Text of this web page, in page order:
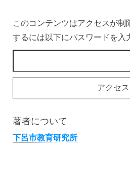
このコンテンツはアクセスが制
するには以下にパスワードを入
著者について
下呂市教育研究所